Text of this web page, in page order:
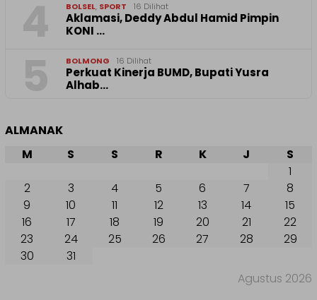
BOLSEL, SPORT 16 Dilihat
Aklamasi, Deddy Abdul Hamid Pimpin
KONI …
BOLMONG 16 Dilihat
Perkuat Kinerja BUMD, Bupati Yusra
Alhab…
ALMANAK
Agustus 2026
M S S R K J
S
1
2
3 4 5 6 7
8
9
10 11 12 13 14
15
16
17 18 19 20 21
22
23
24 25 26 27 28
29
30
31